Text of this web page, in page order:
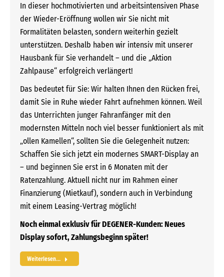
In dieser hochmotivierten und arbeitsintensiven Phase
der Wieder-Eröffnung wollen wir Sie nicht mit
Formalitäten belasten, sondern weiterhin gezielt
unterstützen. Deshalb haben wir intensiv mit unserer
Hausbank für Sie verhandelt – und die „Aktion
Zahlpause“ erfolgreich verlängert!
Das bedeutet für Sie: Wir halten Ihnen den Rücken frei,
damit Sie in Ruhe wieder Fahrt aufnehmen können. Weil
das Unterrichten junger Fahranfänger mit den
modernsten Mitteln noch viel besser funktioniert als mit
„ollen Kamellen“, sollten Sie die Gelegenheit nutzen:
Schaffen Sie sich jetzt ein modernes SMART-Display an
– und beginnen Sie erst in 6 Monaten mit der
Ratenzahlung. Aktuell nicht nur im Rahmen einer
Finanzierung (Mietkauf), sondern auch in Verbindung
mit einem Leasing-Vertrag möglich!
Noch einmal exklusiv für DEGENER-Kunden: Neues
Display sofort, Zahlungsbeginn später!
Weiterlesen...